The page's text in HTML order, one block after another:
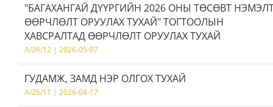
"БАГАХАНГАЙ ДҮҮРГИЙН 2026 ОНЫ ТӨСӨВТ
ӨӨРЧЛӨЛТ ОРУУЛАХ ТУХАЙ" ТОГТООЛЫН
ХАВСРАЛТАД ӨӨРЧЛӨЛТ ОРУУЛАХ ТУХАЙ
A/26/12 | 2026-05-07
ГУДАМЖ, ЗАМД НЭР ОЛГОХ ТУХАЙ
A/26/11 | 2026-04-17